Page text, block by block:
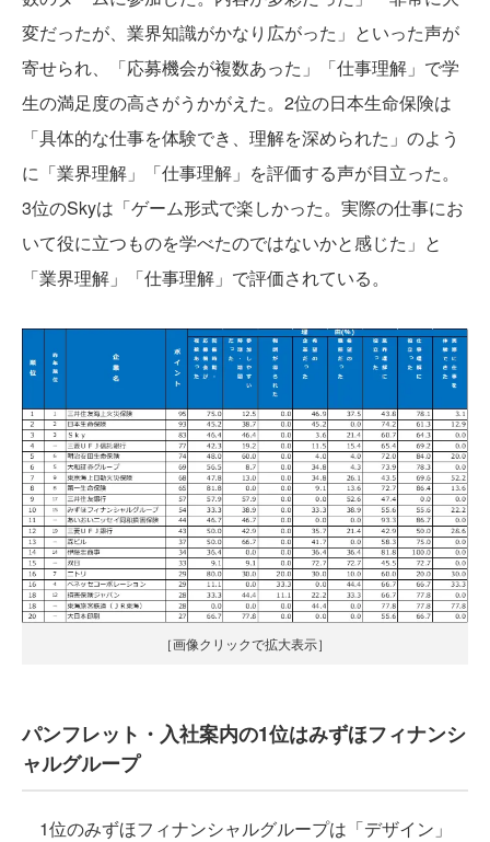
変だったが、業界知識がかなり広がった」といった声が
寄せられ、「応募機会が複数あった」「仕事理解」で学
生の満足度の高さがうかがえた。2位の日本生命保険は
「具体的な仕事を体験でき、理解を深められた」のよう
に「業界理解」「仕事理解」を評価する声が目立った。
3位のSkyは「ゲーム形式で楽しかった。実際の仕事にお
いて役に立つものを学べたのではないかと感じた」と
「業界理解」「仕事理解」で評価されている。
［画像クリックで拡大表示］
パンフレット・入社案内の1位はみずほフィナンシ
ャルグループ
1位のみずほフィナンシャルグループは「デザイン」